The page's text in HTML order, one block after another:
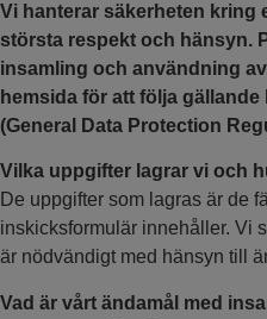
Vi hanterar säkerheten kring
största respekt och hänsyn.
insamling och användning
hemsida för att följa
(General Data Protection
Vilka uppgifter lagrar vi och
De uppgifter som lagras är de
inskicksformulär innehåller. Vi
är nödvändigt med hänsyn till
Vad är vårt ändamål med